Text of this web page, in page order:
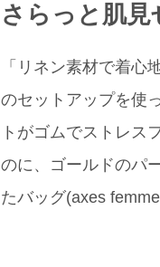
さらっと肌
「リネン素材で着
のセットアップを使
トがゴムでストレス
のに、ゴールドのパ
たバッグ(axes